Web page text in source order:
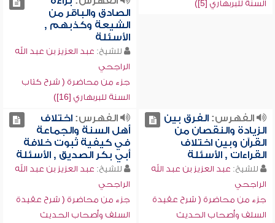
السنة للبربهاري [5])
الصادق والباقر من
الشيعة وكذبهم ,
الأسئلة
للشيخ: عبد العزيز بن عبد الله
الراجحي
جزء من محاضرة ( شرح كتاب
السنة للبربهاري [16])
الفهرس:الفرق بين
الزيادة والنقصان من
القرآن وبين اختلاف
القراءات , الأسئلة
للشيخ: عبد العزيز بن عبد الله
الراجحي
جزء من محاضرة ( شرح عقيدة
السلف وأصحاب الحديث
الفهرس:اختلاف
أهل السنة والجماعة
في كيفية ثبوت خلافة
أبي بكر الصديق , الأسئلة
للشيخ: عبد العزيز بن عبد الله
الراجحي
جزء من محاضرة ( شرح عقيدة
السلف وأصحاب الحديث